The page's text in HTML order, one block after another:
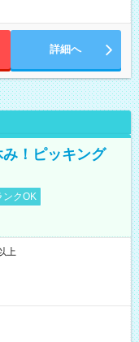
詳細へ
！ピッキング
ンクOK
上